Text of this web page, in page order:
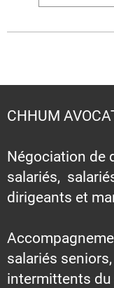
CHHUM
Négociation de
salariés,
dirigeants et
salariés
intermittents